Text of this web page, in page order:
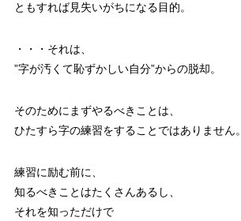
ともすれば見失いがちになる目的。
・・・それは、
”字が汚くて恥ずかしい自分”からの脱却。
そのためにまずやるべきことは、
ひたすら字の練習をすることではありません。
練習に励む前に、
知るべきことはたくさんあるし、
それを知っただけで